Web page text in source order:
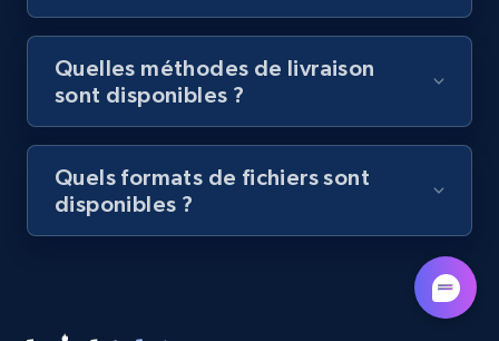
992+ 165+ Essai gratuit
Lazada - Products - Discover products by
seller URL
URL, Title, Rating, Reviews, Initial price, Final
price, Currency, Stock, and more.
Quelles méthodes de livraison
sont disponibles ?
Quels formats de fichiers sont
disponibles ?